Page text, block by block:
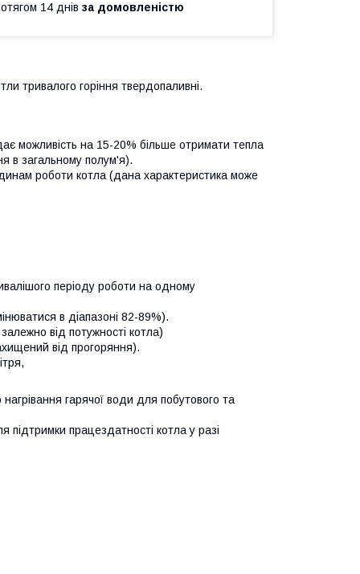
14 днів за домовленістю
тривалого горіння твердопаливні.
можливість на 15-20% більше отримати тепла
в загальному полум'я).
роботи котла (дана характеристика може
періоду роботи на одному
в діапазоні 82-89%).
від потужності котла)
від прогоряння).
гарячої води для побутового та
працездатності котла у разі